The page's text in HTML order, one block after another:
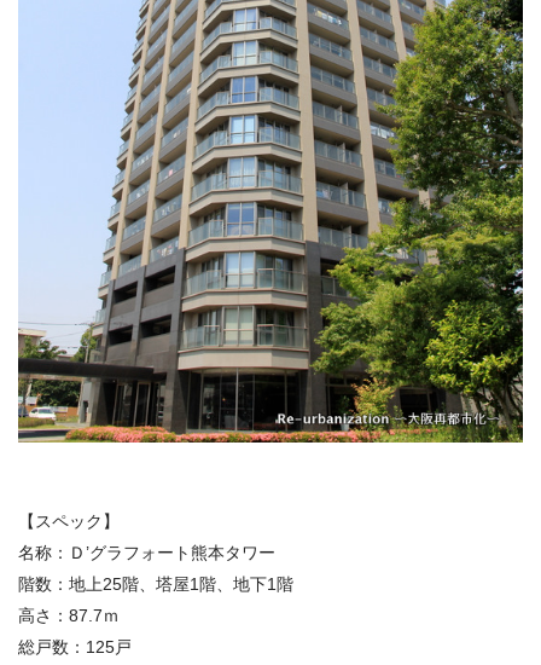
【スペック】
名称：Ｄ’グラフォート熊本タワー
階数：地上25階、塔屋1階、地下1階
高さ：87.7ｍ
総戸数：125戸